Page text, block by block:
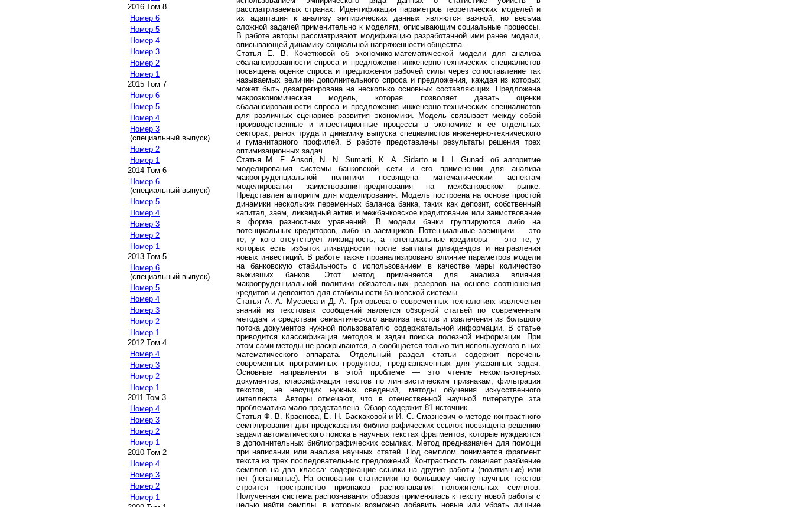
2016 Том 8
Номер 6
Номер 5
Номер 4
Номер 3
Номер 2
Номер 1
2015 Том 7
Номер 6
Номер 5
Номер 4
Номер 3
(специальный выпуск)
Номер 2
Номер 1
2014 Том 6
Номер 6
(специальный выпуск)
Номер 5
Номер 4
Номер 3
Номер 2
Номер 1
2013 Том 5
Номер 6
(специальный выпуск)
Номер 5
Номер 4
Номер 3
Номер 2
Номер 1
2012 Том 4
Номер 4
Номер 3
Номер 2
Номер 1
2011 Том 3
Номер 4
Номер 3
Номер 2
Номер 1
2010 Том 2
Номер 4
Номер 3
Номер 2
Номер 1
рассматриваемых странах. Идентификация параметров теоретических моделей и
их адаптация к анализу эмпирических данных являются важной, но весьма
сложной задачей применительно к моделям, описывающим социальные процессы.
В работе авторы рассматривают модификацию разработанной ими ранее модели,
описывающей динамику социальной напряженности общества.
Статья Е. В. Кочетковой об экономико-математической модели для анализа
сбалансированности спроса и предложения инженерно-технических специалистов
посвящена оценке спроса и предложения рабочей силы через сопоставление так
называемых величин дополнительного спроса и предложения, каждая из которых
может быть дезагрегирована на несколько основных составляющих. Предложена
макроэкономическая модель, которая позволяет давать оценки
сбалансированности спроса и предложения инженерно-технических специалистов
для различных сценариев развития экономики. Модель связывает между собой
производственные и инвестиционные процессы в экономике и ее отдельных
секторах, рынок труда и динамику выпуска специалистов инженерно-технического
и гуманитарного профилей. В работе представлены результаты решения трех
оптимизационных задач.
Статья M. F. Ansori, N. N. Sumarti, K. A. Sidarto и I. I. Gunadi об алгоритме
моделирования системы банковской сети и его применении для анализа
макропруденциальной политики посвящена математическим аспектам
моделирования заимствования–кредитования на межбанковском рынке.
Представлен алгоритм для моделирования. Модель построена на основе простой
динамики нескольких переменных баланса банка, таких как депозит, собственный
капитал, заем, ликвидный актив и межбанковское кредитование или заимствование
в форме разностных уравнений. В модели банки группируются либо на
потенциальных кредиторов, либо на заемщиков. Потенциальные заемщики — это
те, у кого отсутствует ликвидность, а потенциальные кредиторы — это те, у
которых есть избыток ликвидности после выплаты дивидендов и направления
новых инвестиций. В работе также проанализировано влияние параметров модели
на банковскую стабильность с использованием в качестве меры количество
выживших банков. Этот метод применяется для анализа влияния
макропруденциальной политики обязательных резервов на основе соотношения
кредитов и депозитов для стабильности банковской системы.
Статья А. А. Мусаева и Д. А. Григорьева о современных технологиях извлечения
знаний из текстовых сообщений является обзорной статьей по современным
методам и средствам семантического анализа текстов и извлечения из большого
потока документов нужной пользователю содержательной информации. В статье
приводится классификация методов и задач поиска полезной информации. При
этом сами методы не раскрываются, а сообщается только тип используемого в них
математического аппарата. Отдельный раздел статьи содержит перечень
современных программных продуктов, предназначенных для указанных задач.
Основные направления в этой проблеме — это чтение некомпьютерных
документов, классификация текстов по лингвистическим признакам, фильтрация
текстов, не несущих нужных сведений, методы обучения искусственного
интеллекта. Авторы отмечают, что в отечественной научной литературе эта
проблематика мало представлена. Обзор содержит 81 источник.
Статья Ф. В. Краснова, Е. Н. Баскаковой и И. С. Смазневич о методе контрастного
семплирования для предсказания библиографических ссылок посвящена решению
задачи автоматического поиска в научных текстах фрагментов, которые нуждаются
в дополнительных библиографических ссылках. Метод предназначен для помощи
при написании или анализе научных статей. Под семплом понимается фрагмент
текста из трех последовательных предложений. Контрастность означает разбиение
семплов на два класса: содержащие ссылки на другие работы (позитивные) или
нет (негативные). На основании статистики по большому числу научных текстов
строится пространство признаков распознавания положительных семплов.
Полученная система распознавания образов применялась к тексту новой работы с
целью найти семплы, в которых возможно добавить новые или убрать лишние